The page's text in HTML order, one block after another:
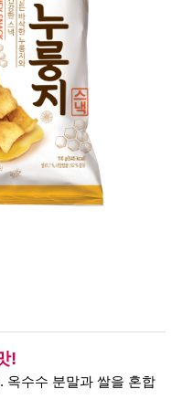
!
옥수수 분말과 쌀을 혼합